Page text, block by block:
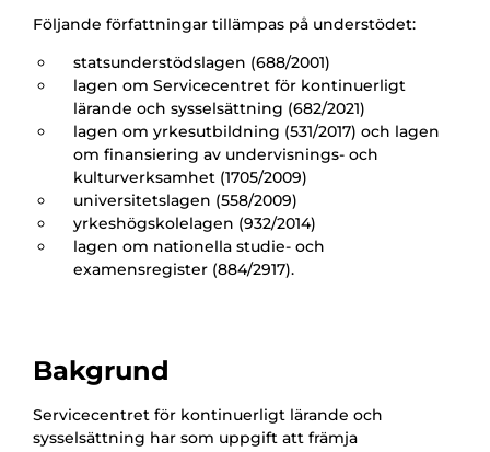
Följande författningar tillämpas på understödet:
statsunderstödslagen (688/2001)
lagen om Servicecentret för kontinuerligt
lärande och sysselsättning (682/2021)
lagen om yrkesutbildning (531/2017) och lagen
om finansiering av undervisnings- och
kulturverksamhet (1705/2009)
universitetslagen (558/2009)
yrkeshögskolelagen (932/2014)
lagen om nationella studie- och
examensregister (884/2917).
Bakgrund
Servicecentret för kontinuerligt lärande och
sysselsättning har som uppgift att främja